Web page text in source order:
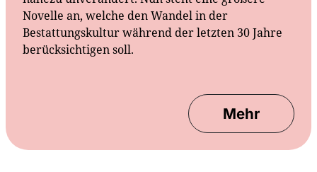
Novelle an, welche den Wandel in der
Bestattungskultur während der letzten 30 Jahre
berücksichtigen soll.
Mehr